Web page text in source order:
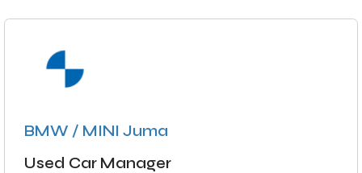
BMW / MINI Juma
Used Car Manager